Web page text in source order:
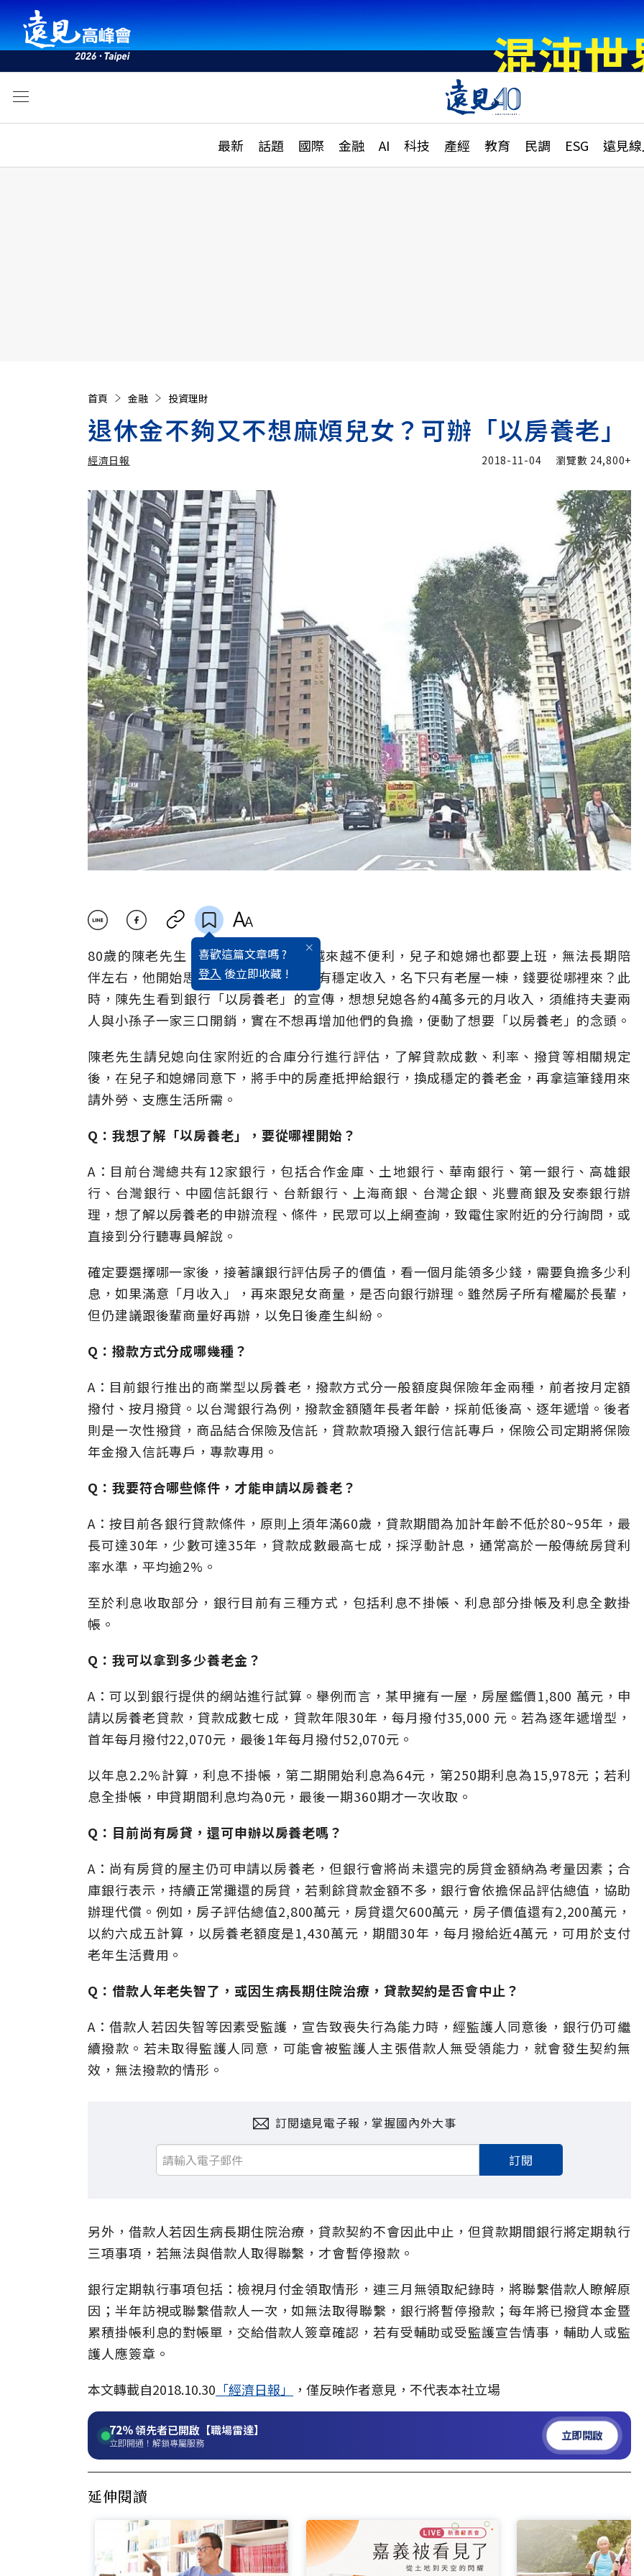
最新 話題 國際 金融 AI 科技 產經 教育 民調 ESG 遠見
活動
話題
國際
特輯
大學升學、職涯攻略
縣市施政調查全解析
首頁 金融 投資理財
退休金不夠又不想麻煩兒女？可辦「以房養老」
經濟日報
經濟日報 加入追蹤
2018-11-04 瀏覽數 24,800+
喜歡這篇文章嗎 ?
登入 後立即收藏 !
80歲的陳老先生，因年紀增長，行動越來越不便利，兒子和媳婦也都要上班，無法長期陪
伴左右，他開始思考要請個外勞，但沒有穩定收入，名下只有老屋一棟，錢要從哪裡來？此
時，陳先生看到銀行「以房養老」的宣傳，想想兒媳各約4萬多元的月收入，須維持夫妻兩
人與小孫子一家三口開銷，實在不想再增加他們的負擔，便動了想要「以房養老」的念頭。
陳老先生請兒媳向住家附近的合庫分行進行評估，了解貸款成數、利率、撥貸等相關規定
後，在兒子和媳婦同意下，將手中的房產抵押給銀行，換成穩定的養老金，再拿這筆錢用來
請外勞、支應生活所需。
Q：我想了解「以房養老」，要從哪裡開始？
A：目前台灣總共有12家銀行，包括合作金庫、土地銀行、華南銀行、第一銀行、高雄銀
行、台灣銀行、中國信託銀行、台新銀行、上海商銀、台灣企銀、兆豐商銀及安泰銀行辦
理，想了解以房養老的申辦流程、條件，民眾可以上網查詢，致電住家附近的分行詢問，或
直接到分行聽專員解說。
確定要選擇哪一家後，接著讓銀行評估房子的價值，看一個月能領多少錢，需要負擔多少利
息，如果滿意「月收入」，再來跟兒女商量，是否向銀行辦理。雖然房子所有權屬於長輩，
但仍建議跟後輩商量好再辦，以免日後產生糾紛。
Q：撥款方式分成哪幾種？
A：目前銀行推出的商業型以房養老，撥款方式分一般額度與保險年金兩種，前者按月定額
撥付、按月撥貸。以台灣銀行為例，撥款金額隨年長者年齡，採前低後高、逐年遞增。後者
則是一次性撥貸，商品結合保險及信託，貸款款項撥入銀行信託專戶，保險公司定期將保險
年金撥入信託專戶，專款專用。
Q：我要符合哪些條件，才能申請以房養老？
A：按目前各銀行貸款條件，原則上須年滿60歲，貸款期間為加計年齡不低於80~95年，最
長可達30年，少數可達35年，貸款成數最高七成，採浮動計息，通常高於一般傳統房貸利
率水準，平均逾2%。
至於利息收取部分，銀行目前有三種方式，包括利息不掛帳、利息部分掛帳及利息全數掛
帳。
Q：我可以拿到多少養老金？
A：可以到銀行提供的網站進行試算。舉例而言，某甲擁有一屋，房屋鑑價1,800 萬元，申
請以房養老貸款，貸款成數七成，貸款年限30年，每月撥付35,000 元。若為逐年遞增型，
首年每月撥付22,070元，最後1年每月撥付52,070元。
以年息2.2%計算，利息不掛帳，第二期開始利息為64元，第250期利息為15,978元；若利
息全掛帳，申貸期間利息均為0元，最後一期360期才一次收取。
Q：目前尚有房貸，還可申辦以房養老嗎？
A：尚有房貸的屋主仍可申請以房養老，但銀行會將尚未還完的房貸金額納為考量因素；合
庫銀行表示，持續正常攤還的房貸，若剩餘貸款金額不多，銀行會依擔保品評估總值，協助
辦理代償。例如，房子評估總值2,800萬元，房貸還欠600萬元，房子價值還有2,200萬元，
以約六成五計算，以房養老額度是1,430萬元，期間30年，每月撥給近4萬元，可用於支付
老年生活費用。
Q：借款人年老失智了，或因生病長期住院治療，貸款契約是否會中止？
A：借款人若因失智等因素受監護，宣告致喪失行為能力時，經監護人同意後，銀行仍可繼
續撥款。若未取得監護人同意，可能會被監護人主張借款人無受領能力，就會發生契約無
效，無法撥款的情形。
訂閱遠見電子報，掌握國內外大事
訂閱
另外，借款人若因生病長期住院治療，貸款契約不會因此中止，但貸款期間銀行將定期執行
三項事項，若無法與借款人取得聯繫，才會暫停撥款。
銀行定期執行事項包括：檢視月付金領取情形，連三月無領取紀錄時，將聯繫借款人瞭解原
因；半年訪視或聯繫借款人一次，如無法取得聯繫，銀行將暫停撥款；每年將已撥貸本金暨
累積掛帳利息的對帳單，交給借款人簽章確認，若有受輔助或受監護宣告情事，輔助人或監
護人應簽章。
本文轉載自2018.10.30 「經濟日報」 ，僅反映作者意見，不代表本社立場
72%領先者已開啟【職場雷達】
立即開通！解鎖專屬服務
立即開啟
延伸閱讀